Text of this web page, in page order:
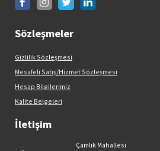
Sözleşmeler
Gizlilik Sözleşmesi
Mesafeli Satış/Hizmet Sözleşmesi
Hesap Bilgilerimiz
Kalite Belgeleri
İletişim
Çamlık Mahallesi